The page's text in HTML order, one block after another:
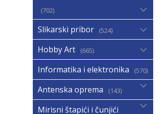
702
Slikarski pribor 524
Hobby Art 665
Informatika i elektronika 570
Antenska oprema 143
Mirisni štapići i čunjići